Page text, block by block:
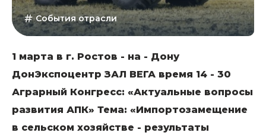
События отрасли
1 марта в г. Ростов - на - Дону
ДонЭкспоцентр ЗАЛ ВЕГА время 14 - 30
Аграрный Конгресс: «Актуальные вопросы
развития АПК» Тема: «Импортозамещение
в сельском хозяйстве - результаты